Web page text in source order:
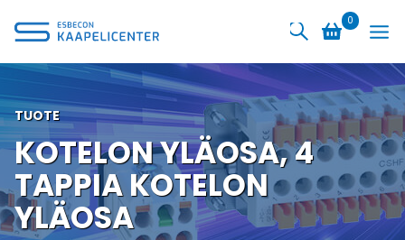
sisältöön
0
TUOTE
KOTELON YLÄOSA, 4
TAPPIA KOTELON
YLÄOSA